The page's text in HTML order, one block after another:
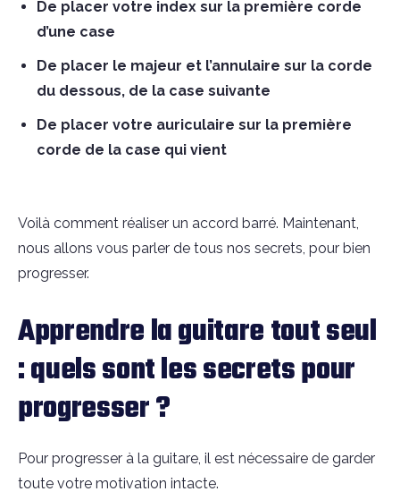
De placer votre index sur la première corde
d’une case
De placer le majeur et l’annulaire sur la corde
du dessous, de la case suivante
De placer votre auriculaire sur la première
corde de la case qui vient
Voilà comment réaliser un accord barré. Maintenant,
nous allons vous parler de tous nos secrets, pour bien
progresser.
Apprendre la guitare tout seul
: quels sont les secrets pour
progresser ?
Pour progresser à la guitare, il est nécessaire de garder
toute votre motivation intacte.